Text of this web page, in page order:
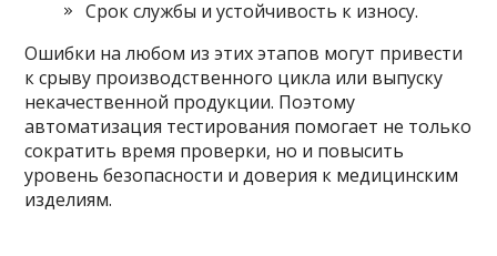
Срок службы и устойчивость к износу.
Ошибки на любом из этих этапов могут привести
к срыву производственного цикла или выпуску
некачественной продукции. Поэтому
автоматизация тестирования помогает не только
сократить время проверки, но и повысить
уровень безопасности и доверия к медицинским
изделиям.